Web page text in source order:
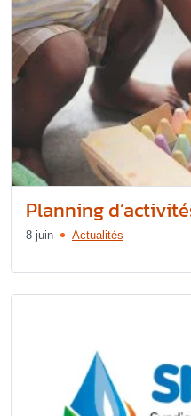
Planning
8 juin Actualités